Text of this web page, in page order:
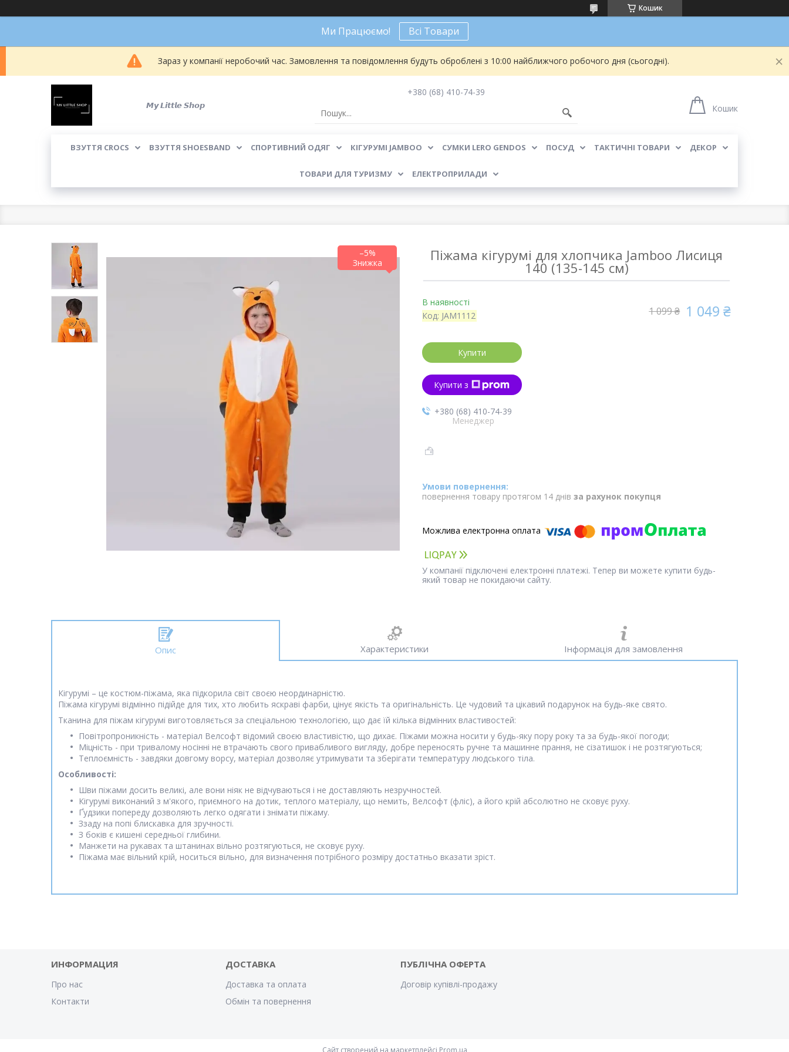
Кошик
Ми Працюємо! Всі Товари
Зараз у компанії неробочий час. Замовлення та повідомлення будуть оброблені з 10:00 найближчого робочого дня (сьогодні).
𝙈𝙮 𝙇𝙞𝙩𝙩𝙡𝙚 𝙎𝙝𝙤𝙥
+380 (68) 410-74-39
Кошик
ВЗУТТЯ CROCS ВЗУТТЯ SHOESBAND СПОРТИВНИЙ ОДЯГ КІГУРУМІ JAMBOO СУМКИ LERO GENDOS ПОСУД ТАКТИЧНІ ТОВАРИ ДЕКОР
ТОВАРИ ДЛЯ ТУРИЗМУ ЕЛЕКТРОПРИЛАДИ
–5% Піжама кігурумі для хлопчика Jamboo Лисиця
140 (135-145 см)
В наявності
Код: JAM1112 1 099 ₴ 1 049 ₴
Купити
Купити з
+380 (68) 410-74-39
Менеджер
повернення товару протягом 14 днів за рахунок покупця
У компанії підключені електронні платежі. Тепер ви можете купити будь-
який товар не покидаючи сайту.
Опис Характеристики Інформація для замовлення
Кігурумі – це костюм-піжама, яка підкорила світ своєю неординарністю.
Піжама кігурумі відмінно підійде для тих, хто любить яскраві фарби, цінує якість та оригінальність. Це чудовий та цікавий подарунок на будь-яке свято.
Тканина для піжам кігурумі виготовляється за спеціальною технологією, що дає їй кілька відмінних властивостей:
Повітропроникність - матеріал Велсофт відомий своєю властивістю, що дихає. Піжами можна носити у будь-яку пору року та за будь-якої погоди;
Міцність - при тривалому носінні не втрачають свого привабливого вигляду, добре переносять ручне та машинне прання, не сізатишок і не розтягуються;
Теплоємність - завдяки довгому ворсу, матеріал дозволяє утримувати та зберігати температуру людського тіла.
Особливості:
Шви піжами досить великі, але вони ніяк не відчуваються і не доставляють незручностей.
Кігурумі виконаний з м'якого, приємного на дотик, теплого матеріалу, що немить, Велсофт (фліс), а його крій абсолютно не сковує руху.
Ґудзики попереду дозволяють легко одягати і знімати піжаму.
Ззаду на попі блискавка для зручності.
З боків є кишені середньої глибини.
Манжети на рукавах та штанинах вільно розтягуються, не сковує руху.
Піжама має вільний крій, носиться вільно, для визначення потрібного розміру достатньо вказати зріст.
ИНФОРМАЦИЯ
Про нас
Контакти
ДОСТАВКА
Доставка та оплата
Обмін та повернення
ПУБЛІЧНА ОФЕРТА
Договір купівлі-продажу